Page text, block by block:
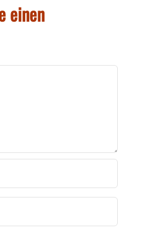
einen